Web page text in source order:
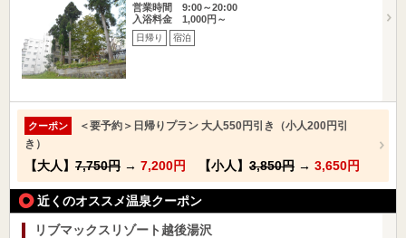
営業時間 9:00～20:00
入浴料金 1,000円～
日帰り 宿泊
クーポン
＜要予約＞日帰りプラン 大人550円引き（小人200円引
き）
【大人】 7,750円 → 7,200円 【小人】 3,850円 → 3,650円
近くのオススメ温泉クーポン
リブマックスリゾート越後湯沢